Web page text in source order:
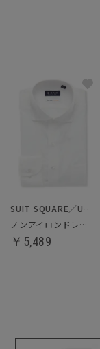
SUIT SQUARE／UNIVERSAL LANGUAGE
ノンアイロンドレスシャツ／クールマックス
￥5,489